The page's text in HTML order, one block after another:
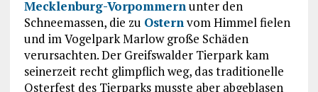
Mecklenburg-Vorpommern unter den
Schneemassen, die zu Ostern vom Himmel fielen
und im Vogelpark Marlow große Schäden
verursachten. Der Greifswalder Tierpark kam
seinerzeit recht glimpflich weg, das traditionelle
Osterfest des Tierparks musste aber abgeblasen